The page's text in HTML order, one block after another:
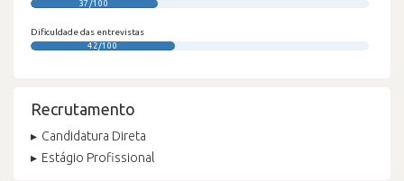
37/100
Dificuldade das entrevistas
42/100
Recrutamento
Candidatura Direta
Estágio Profissional